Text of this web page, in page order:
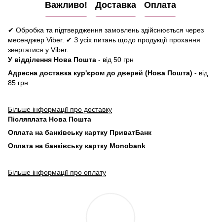
Важливо! Доставка Оплата
✔ Обробка та підтвердження замовлень здійснюється через
месенджер Viber. ✔ З усіх питань щодо продукції прохання
звертатися у Viber.
У відділення Нова Пошта - від 50 грн
Адресна доставка кур'єром до дверей (Нова Пошта) - від
85 грн
Більше інформації про доставку
Післяплата Нова Пошта
Оплата на банківську картку ПриватБанк
Оплата на банківську картку Monobank
Більше інформації про оплату